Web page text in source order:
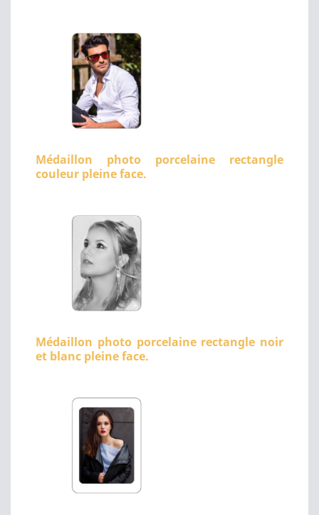
Médaillon photo porcelaine rectangle
couleur pleine face.
Médaillon photo porcelaine rectangle noir
et blanc pleine face.